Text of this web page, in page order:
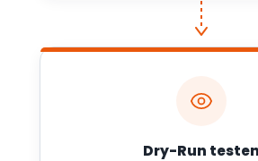
Dry-Run testen